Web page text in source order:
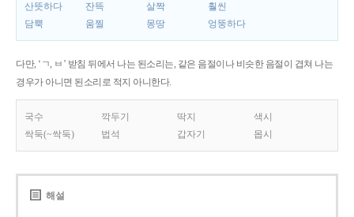
산뜻하다 잔뜩 살짝
훨씬
담뿍
움찔 몽땅 엉뚱하다
다만, ‘ㄱ, ㅂ’ 받침 뒤에서 나는 된소리는, 같은 음절이나 비슷한 음절이 겹쳐 나는
경우가 아니면 된소리로 적지 아니한다.
국수 깍두기 딱지
색시
싹둑(~싹둑)
법석 갑자기 몹시
해설